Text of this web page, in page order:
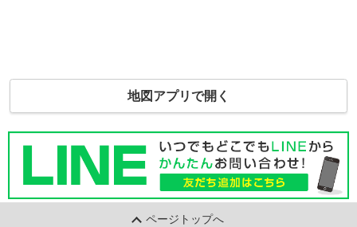
地図アプリで開く
ページトップへ